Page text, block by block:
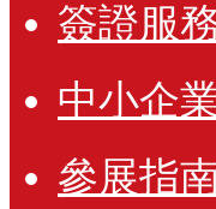
簽證服
中小企
參展指